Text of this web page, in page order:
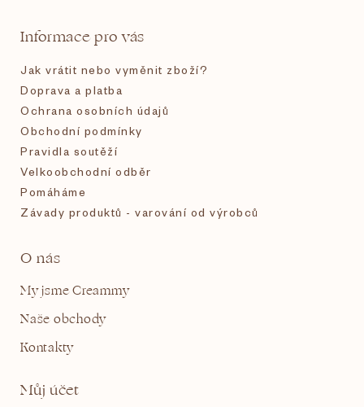
Informace pro vás
Jak vrátit nebo vyměnit zboží?
Doprava a platba
Ochrana osobních údajů
Obchodní podmínky
Pravidla soutěží
Velkoobchodní odběr
Pomáháme
Závady produktů - varování od výrobců
O nás
My jsme Creammy
Naše obchody
Kontakty
Můj účet